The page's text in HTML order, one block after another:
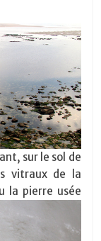
sur le sol de
vitraux de la
la pierre usée